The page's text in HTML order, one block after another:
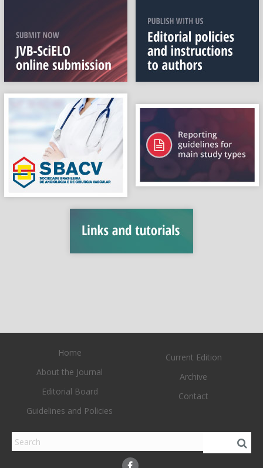
Home
About the Journal
Editorial Board
Guidelines and Policies
Current Edition
Archive
Contact